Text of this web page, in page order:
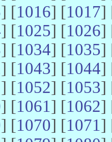
] [1016] [1017]
] [1025] [1026]
] [1034] [1035]
] [1043] [1044]
] [1052] [1053]
] [1061] [1062]
] [1070] [1071]